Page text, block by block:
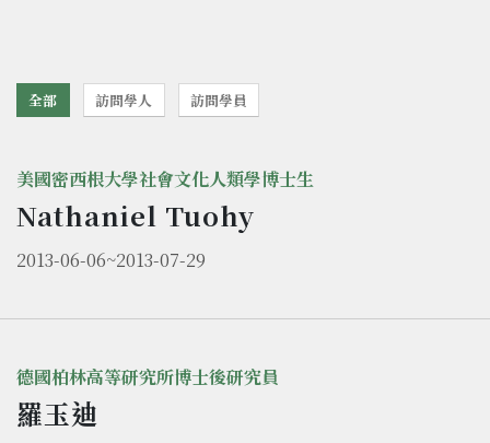
全部 訪問學人 訪問學員
美國密西根大學社會文化人類學博士生
Nathaniel Tuohy
2013-06-06~2013-07-29
德國柏林高等研究所博士後研究員
羅玉迪